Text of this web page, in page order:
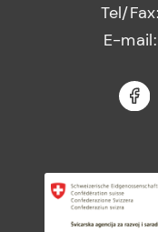
Tel/
E-